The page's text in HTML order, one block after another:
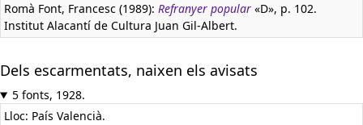
Romà Font, Francesc (1989): Refranyer popular «D», p. 102.
Institut Alacantí de Cultura Juan Gil-Albert.
Dels escarmentats, naixen els avisats
5 fonts, 1928.
Lloc: País Valencià.